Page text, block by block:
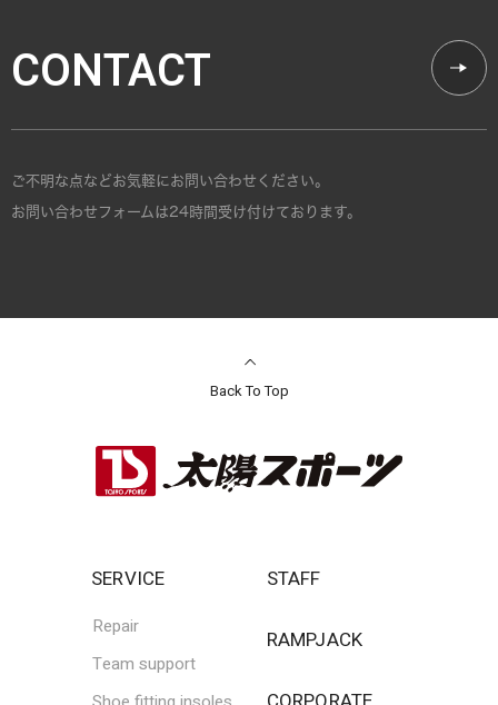
CONTACT
ご不明な点などお気軽にお問い合わせください。
お問い合わせフォームは24時間受け付けております。
Back To Top
SERVICE
Repair
Team support
STAFF
RAMPJACK